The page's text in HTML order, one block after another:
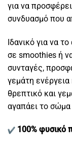
για να
συνδυασμό που
Ιδανικό για να
σε smoothies ή
συνταγές,
γεμάτη ενέργεια
θρεπτικό και
αγαπάει το σώμα
100% φυσικό